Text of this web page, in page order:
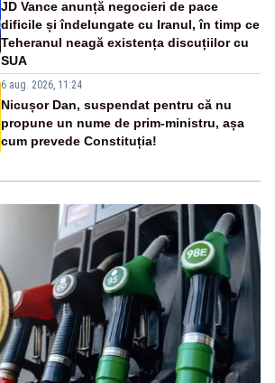
JD Vance anunță negocieri de pace
dificile și îndelungate cu Iranul, în timp ce
Teheranul neagă existența discuțiilor cu
SUA
6 aug. 2026, 11:24
Nicușor Dan, suspendat pentru că nu
propune un nume de prim-ministru, așa
cum prevede Constituția!